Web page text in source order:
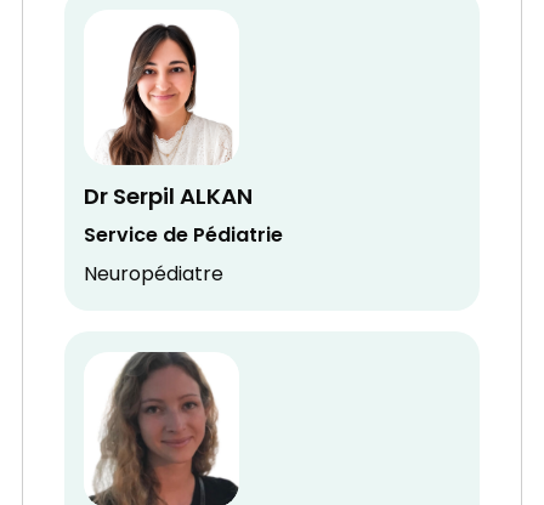
Dr Serpil ALKAN
Service de Pédiatrie
Neuropédiatre